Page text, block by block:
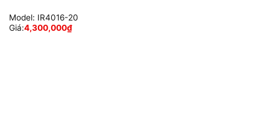
Model: IR4016-20
Giá:4,300,000₫